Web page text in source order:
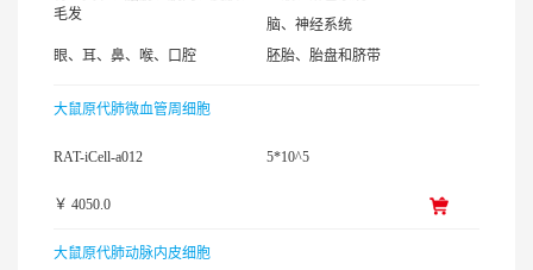
毛发
脑、神经系统
眼、耳、鼻、喉、口腔
胚胎、胎盘和脐带
大鼠原代肺微血管周细胞
RAT-iCell-a012 5*10^5
￥ 4050.0
大鼠原代肺动脉内皮细胞